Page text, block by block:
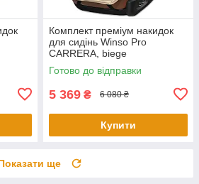
Комплект преміум накидок
для сидінь Winso Pro
СARRERA, biege
Готово до відправки
5 369 ₴ 6 080 ₴
Купити
ще